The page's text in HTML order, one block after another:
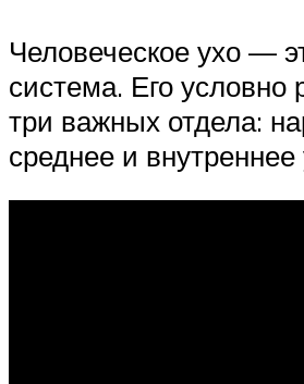
Человеческое ухо —
система. Его условно
три важных отдела:
среднее и внутреннее